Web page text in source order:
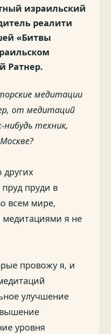
израильский
реалити
«Битвы
Ратнер.
медитации
от медитаций
техник,
других
пруди в
всем мире,
медитациями я не
провожу я, и
улучшение
уровня